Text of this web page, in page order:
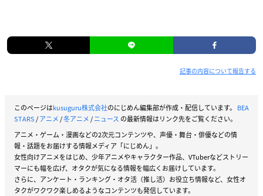
https://twitter.com/bst_anime/status/1336687050649526272
記事の内容について報告する
このページはkusuguru株式会社のにじめん編集部が作成・配信しています。 BEA
STARS/アニメ/冬アニメ/ニュース の最新情報はリンク先をご覧ください。
アニメ・ゲーム・漫画などの2次元コンテンツや、声優・舞台・俳優などの情
報・話題をお届けする情報メディア「にじめん」。
女性向けアニメをはじめ、少年アニメやキャラクター作品、VTuberなどストリー
マーにも幅を広げ、オタクが気になる情報を幅広くお届けしています。
さらに、アンケート・ランキング・オタ活（推し活）お役立ち情報など、女性オ
タクがワクワク楽しめるようなコンテンツも発信しています。